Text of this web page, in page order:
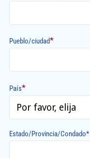
Pueblo/ciudad*
País*
Estado/Provincia/Condado*